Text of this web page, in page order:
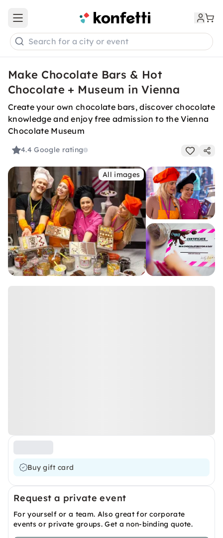
Open main menu
Search for a city or event
Make Chocolate Bars & Hot
Chocolate + Museum in Vienna
Create your own chocolate bars, discover chocolate
knowledge and enjoy free admission to the Vienna
Chocolate Museum
4.4Google rating
All images
Buy gift card
Request a private event
For yourself or a team. Also great for corporate
events or private groups. Get a non-binding quote.